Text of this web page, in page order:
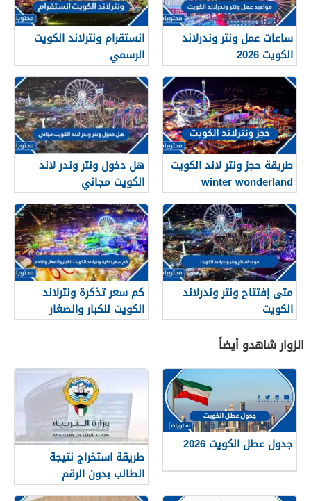
ساعات عمل ونتر وندرلاند
الكويت 2026
انستقرام ونترلاند الكويت
الرسمي
طريقة حجز ونتر لاند الكويت
winter wonderland
Kuwait
هل دخول ونتر وندر لاند
الكويت مجاني
متى إفتتاح ونتر وندرلاند
الكويت
كم سعر تذكرة ونترلاند
الكويت للكبار والصغار
والخدم 2026
الزوار شاهدو أيضاً
جدول عطل الكويت 2026
طريقة استخراج نتيجة
الطالب بدون الرقم
التسلسلي في الكويت